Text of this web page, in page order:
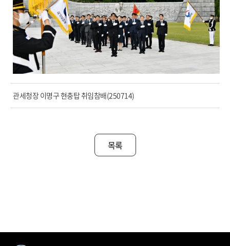
관세청장 이명구 현충탑 취임참배(250714)
목록